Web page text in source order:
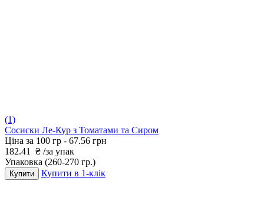
(1)
Сосиски Ле-Кур з Томатами та Сиром
Ціна за 100 гр - 67.56 грн
182.41
₴ /за упак
Упаковка (260-270 гр.)
Купити Купити в 1-клік